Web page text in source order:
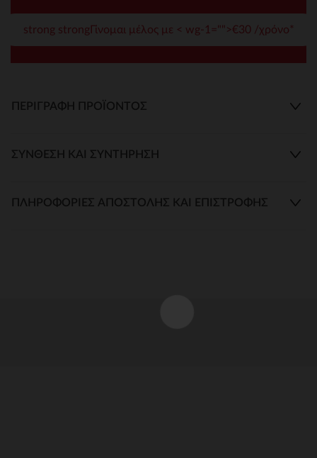
strong strongΓίνομαι μέλος με < wg-1="">€30 /χρόνο*
ΠΕΡΙΓΡΑΦΉ ΠΡΟΪΌΝΤΟΣ
ΣΎΝΘΕΣΗ ΚΑΙ ΣΥΝΤΉΡΗΣΗ
ΠΛΗΡΟΦΟΡΊΕΣ ΑΠΟΣΤΟΛΉΣ ΚΑΙ ΕΠΙΣΤΡΟΦΉΣ